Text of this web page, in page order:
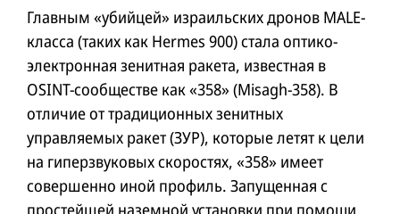
Главным «убийцей» израильских дронов MALE-
класса (таких как Hermes 900) стала оптико-
электронная зенитная ракета, известная в
OSINT-сообществе как «358» (Misagh-358). В
отличие от традиционных зенитных
управляемых ракет (ЗУР), которые летят к цели
на гиперзвуковых скоростях, «358» имеет
совершенно иной профиль. Запущенная с
простейшей наземной установки при помощи